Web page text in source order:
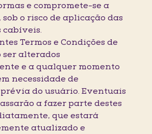
e compromete-se a
o risco de aplicação das
cabíveis.
Termos e Condições de
ser alterados
e a qualquer momento
necessidade de
do usuário. Eventuais
a fazer parte destes
que estará
atualizado e